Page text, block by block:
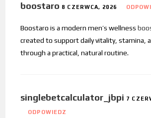
boostaro 8 CZERWCA, 2026
Boostaro is a modern men’s wellness
created to support daily vitality, stamina,
through a practical, natural routine.
singlebetcalculator_jbpi 7
ODPOWIEDZ